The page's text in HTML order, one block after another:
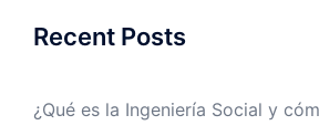
Recent Posts
¿Qué es la Ingeniería Social y